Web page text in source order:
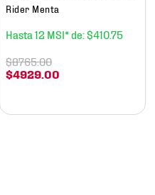
Rider Menta
12 $41075
$4929.00
$8765.00